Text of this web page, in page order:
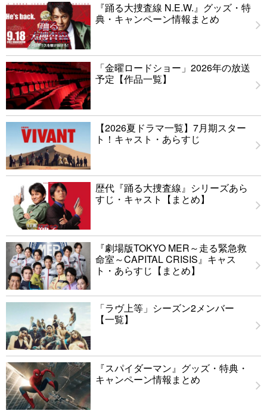
『踊る大捜査線 N.E.W.』グッズ・特
典・キャンペーン情報まとめ
「金曜ロードショー」2026年の放送
予定【作品一覧】
【2026夏ドラマ一覧】7月期スター
ト！キャスト・あらすじ
歴代『踊る大捜査線』シリーズあら
すじ・キャスト【まとめ】
『劇場版TOKYO MER～走る緊急救
命室～CAPITAL CRISIS』キャス
ト・あらすじ【まとめ】
「ラヴ上等」シーズン2メンバー
【一覧】
『スパイダーマン』グッズ・特典・
キャンペーン情報まとめ